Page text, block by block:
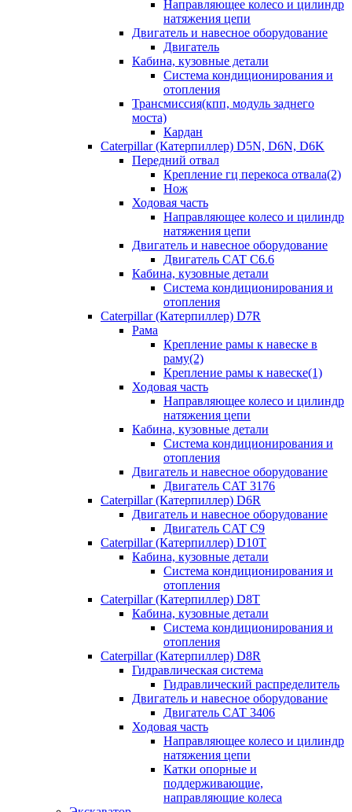
Направляющее колесо и цилиндр
натяжения цепи
Двигатель и навесное оборудование
Двигатель
Кабина, кузовные детали
Система кондиционирования и
отопления
Трансмиссия(кпп, модуль заднего
моста)
Кардан
Caterpillar (Катерпиллер) D5N, D6N, D6K
Передний отвал
Крепление гц перекоса отвала(2)
Нож
Ходовая часть
Направляющее колесо и цилиндр
натяжения цепи
Двигатель и навесное оборудование
Двигатель CAT C6.6
Кабина, кузовные детали
Система кондиционирования и
отопления
Caterpillar (Катерпиллер) D7R
Рама
Крепление рамы к навеске в
раму(2)
Крепление рамы к навеске(1)
Ходовая часть
Направляющее колесо и цилиндр
натяжения цепи
Кабина, кузовные детали
Система кондиционирования и
отопления
Двигатель и навесное оборудование
Двигатель CAT 3176
Caterpillar (Катерпиллер) D6R
Двигатель и навесное оборудование
Двигатель CAT C9
Caterpillar (Катерпиллер) D10T
Кабина, кузовные детали
Система кондиционирования и
отопления
Caterpillar (Катерпиллер) D8T
Кабина, кузовные детали
Система кондиционирования и
отопления
Caterpillar (Катерпиллер) D8R
Гидравлическая система
Гидравлический распределитель
Двигатель и навесное оборудование
Двигатель CAT 3406
Ходовая часть
Направляющее колесо и цилиндр
натяжения цепи
Катки опорные и
поддерживающие,
направляющие колеса